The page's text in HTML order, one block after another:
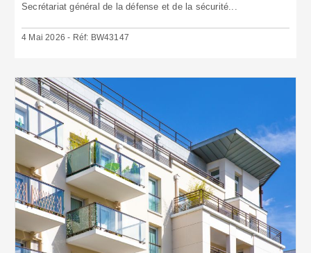
Secrétariat général de la défense et de la sécurité...
4 Mai 2026 - Réf: BW43147